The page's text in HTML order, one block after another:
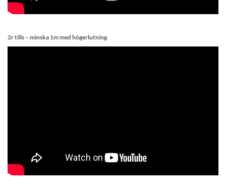
2r tills – minska 1m med högerlutning